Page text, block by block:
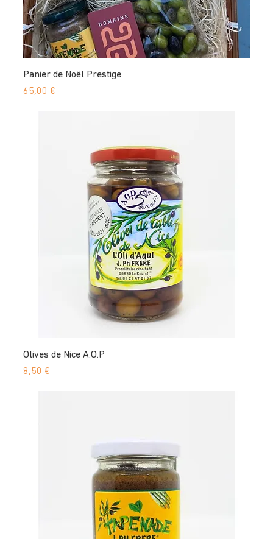
Panier de Noël Prestige
Prix
65,00 €
Olives de Nice A.O.P
Prix
8,50 €